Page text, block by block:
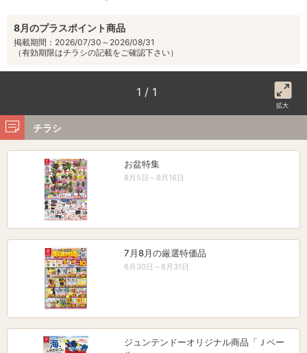
8月のプラスポイント商品
掲載期間：2026/07/30～2026/08/31
（有効期限はチラシの記載をご確認下さい）
1 / 1
拡大
チラシ
お盆特集
8月5日～8月16日
7月8月の厳選特価品
6月30日～8月31日
ジュンテンドーオリジナル商品「Ｊペー